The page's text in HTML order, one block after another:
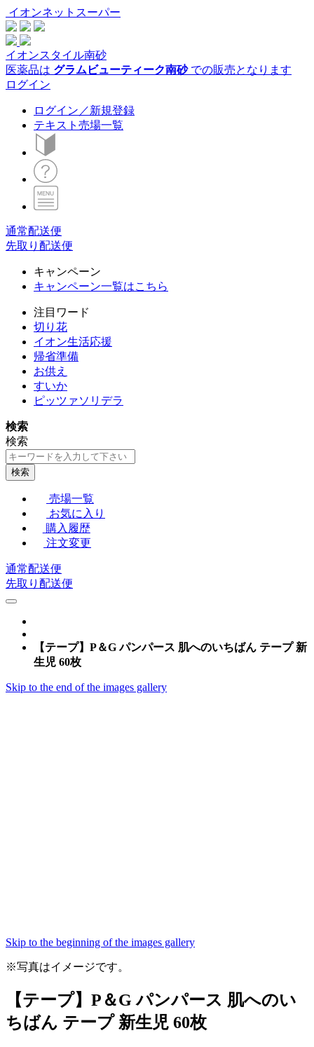
イオンネットスーパー
イオンスタイル南砂
医薬品は グラムビューティーク南砂での販売となります
ログイン
ログイン／新規登録
テキスト売場一覧
通常配送便
先取り配送便
キャンペーン
キャンペーン一覧はこちら
注目ワード
切り花
イオン生活応援
帰省準備
お供え
すいか
ピッツァソリデラ
検索
検索
検索
売場一覧
お気に入り
購入履歴
注文変更
通常配送便
先取り配送便
【テープ】P＆G パンパース 肌へのいちばん テープ 新
生児 60枚
Skip to the end of the images gallery
Skip to the beginning of the images gallery
※写真はイメージです。
【テープ】P＆G パンパース 肌へのい
ちばん テープ 新生児 60枚